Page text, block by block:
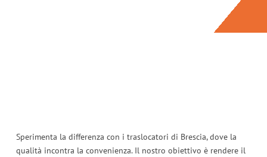
Sperimenta la differenza con i traslocatori di Brescia, dove la
qualità incontra la convenienza. Il nostro obiettivo è rendere il